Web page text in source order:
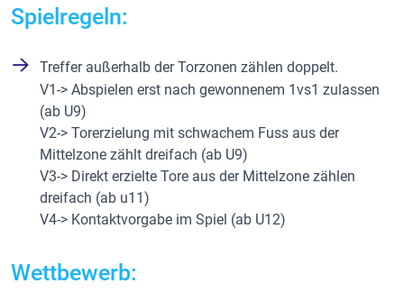
Spielregeln:
Treffer außerhalb der Torzonen zählen doppelt.
V1-> Abspielen erst nach gewonnenem 1vs1 zulassen
(ab U9)
V2-> Torerzielung mit schwachem Fuss aus der
Mittelzone zählt dreifach (ab U9)
V3-> Direkt erzielte Tore aus der Mittelzone zählen
dreifach (ab u11)
V4-> Kontaktvorgabe im Spiel (ab U12)
Wettbewerb: